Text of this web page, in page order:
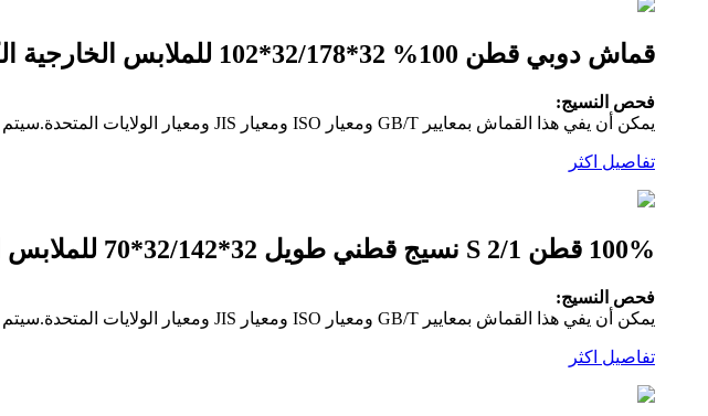
قماش دوبي قطن 100% 32*32/178*102 للملابس الخارجية الكاجوال
فحص النسيج:
يمكن أن يفي هذا القماش بمعايير GB/T ومعيار ISO ومعيار JIS ومعيار الولايات المتحدة.سيتم فحص جميع الأقمشة بنسبة 100 بالمائة قبل الشحن وفقًا لمعيار النظام الأمريكي ذو النقاط الأربع.
تفاصيل اكثر
100% قطن 2/1 S نسيج قطني طويل 32*32/142*70 للملابس الخارجية والملابس الكاجوال والقمصان والسراويل
فحص النسيج:
يمكن أن يفي هذا القماش بمعايير GB/T ومعيار ISO ومعيار JIS ومعيار الولايات المتحدة.سيتم فحص جميع الأقمشة بنسبة 100 بالمائة قبل الشحن وفقًا لمعيار النظام الأمريكي ذو النقاط الأربع.
تفاصيل اكثر